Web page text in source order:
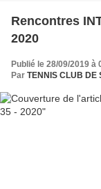
Rencontres
2020
Publié le 28/09/2019 à
Par TENNIS CLUB DE